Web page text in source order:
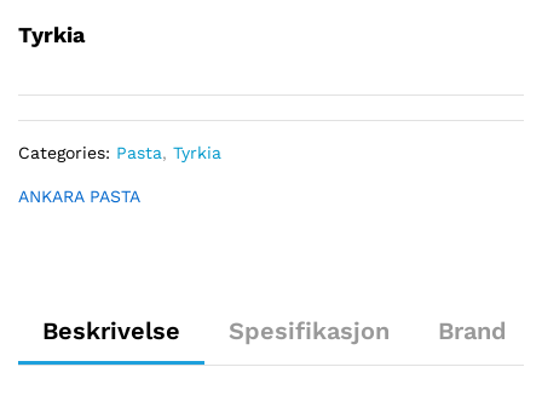
Tyrkia
Categories: Pasta, Tyrkia
ANKARA PASTA
Beskrivelse Spesifikasjon Brand